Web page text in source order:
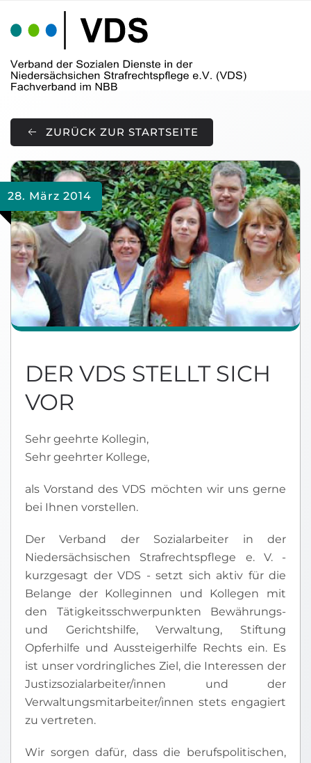
Skip to main content
ZURÜCK ZUR STARTSEITE
28. März 2014
DER VDS STELLT SICH
VOR
Sehr geehrte Kollegin,
Sehr geehrter Kollege,
als Vorstand des VDS möchten wir uns gerne
bei Ihnen vorstellen.
Der Verband der Sozialarbeiter in der
Niedersächsischen Strafrechtspflege e. V. -
kurzgesagt der VDS - setzt sich aktiv für die
Belange der Kolleginnen und Kollegen mit
den Tätigkeitsschwerpunkten Bewährungs-
und Gerichtshilfe, Verwaltung, Stiftung
Opferhilfe und Aussteigerhilfe Rechts ein. Es
ist unser vordringliches Ziel, die Interessen der
Justizsozialarbeiter/innen und der
Verwaltungsmitarbeiter/innen stets engagiert
zu vertreten.
Wir sorgen dafür, dass die berufspolitischen,